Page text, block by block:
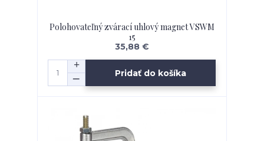
Polohovateľný zvárací uhlový magnet VSWM
15
35,88 €
Pridať do košíka